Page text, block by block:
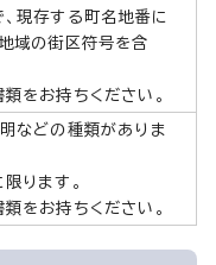
現存する町名地番に
域の街区符号を含
をお持ちください。
などの種類がありま
ります。
をお持ちください。